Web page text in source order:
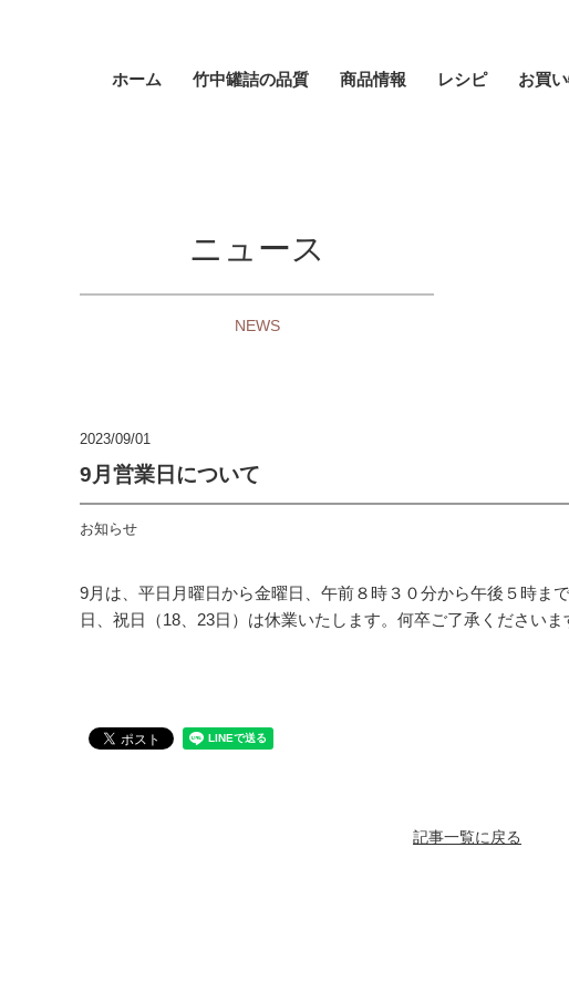
ホーム 竹中罐詰の品質 商品情報 レシピ お買
ニュース
NEWS
2023/09/01
9月営業日について
お知らせ
9月は、平日月曜日から金曜日、午前８時３０分から午後５時ま
日、祝日（18、23日）は休業いたします。何卒ご了承くださいま
記事一覧に戻る